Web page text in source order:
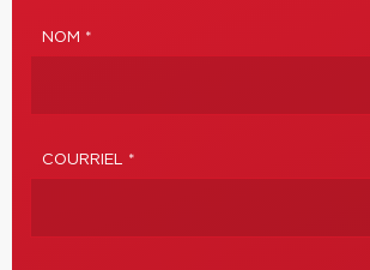
NOM *
COURRIEL *